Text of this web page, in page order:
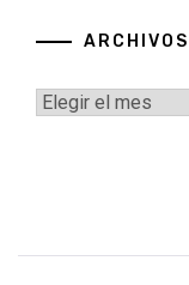
ARCHIVOS
Archivos